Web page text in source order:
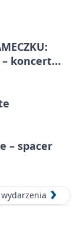
koncert
– spacer